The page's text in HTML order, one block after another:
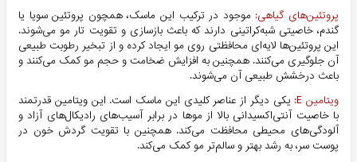
پروتئین‌های گیاهی: موجود در ترکیب این ماسک، همچون پروتئین سویا یا
گندم، خاصیتی شبه‌کراتینی دارند که باعث بازسازی و تقویت تار مو می‌شوند.
این پروتئین‌ها لایه‌ای محافظتی روی مو ایجاد کرده و از تبخیر رطوبت طبیعی
آن جلوگیری می‌کنند. همچنین به افزایش ضخامت و حجم مو کمک می‌کنند و
باعث درخشش طبیعی آن می‌شوند.
ویتامین E:
یکی دیگر از عناصر کلیدی این ماسک است. این ویتامین قدرتمند
با خاصیت آنتی‌اکسیدانی بالا از موها در برابر آسیب‌های رادیکال‌های آزاد و
آلودگی‌های محیطی محافظت می‌کند. همچنین با تقویت گردش خون در
پوست سر، به رشد بهتر و سالم‌تر مو کمک می‌کند.